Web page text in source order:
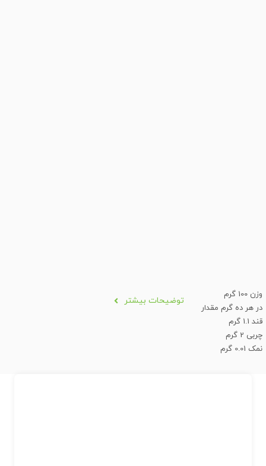
وزن 100 گرم
در هر ده گرم مقدار
قند 1.1 گرم
چربی 2 گرم
نمک 0.01 گرم
توضیحات بیشتر